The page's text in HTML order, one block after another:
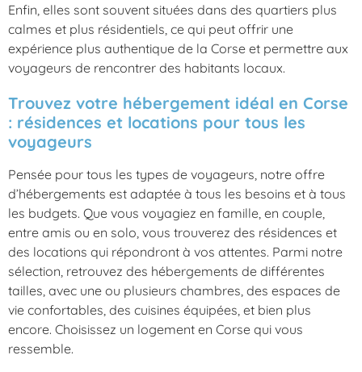
Enfin, elles sont souvent situées dans des quartiers plus
calmes et plus résidentiels, ce qui peut offrir une
expérience plus authentique de la Corse et permettre aux
voyageurs de rencontrer des habitants locaux.
Trouvez votre hébergement idéal en Corse
: résidences et locations pour tous les
voyageurs
Pensée pour tous les types de voyageurs, notre offre
d’hébergements est adaptée à tous les besoins et à tous
les budgets. Que vous voyagiez en famille, en couple,
entre amis ou en solo, vous trouverez des résidences et
des locations qui répondront à vos attentes. Parmi notre
sélection, retrouvez des hébergements de différentes
tailles, avec une ou plusieurs chambres, des espaces de
vie confortables, des cuisines équipées, et bien plus
encore. Choisissez un logement en Corse qui vous
ressemble.